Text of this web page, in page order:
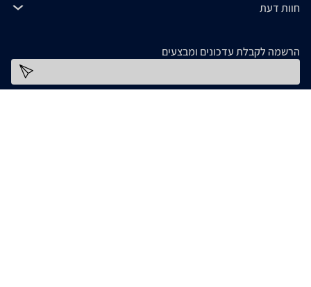
חוות דעת
הרשמה לקבלת עדכונים ומבצעים